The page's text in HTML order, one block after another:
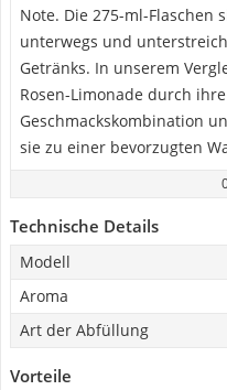
Note. Die 275-ml-Flaschen
unterwegs und
Getränks. In unserem
Rosen-Limonade durch
Geschmackskombination
sie zu einer bevorzugten
Technische Details
Modell
Aroma
Art der Abfüllung
Vorteile